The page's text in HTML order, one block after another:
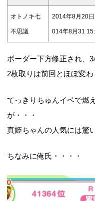
オトノキ七
不思議
2014年8月20
014年8月31
ボーダー下方修正され、
2枚取りは前回とほぼ変
てっきりちゅんイベで燃
が・・・
真姫ちゃんの人気には驚
ちなみに俺氏・・・・